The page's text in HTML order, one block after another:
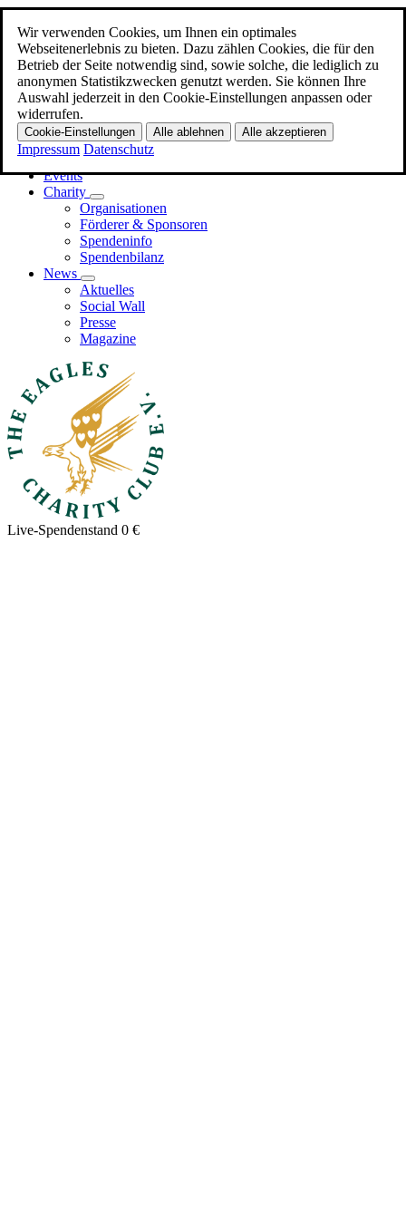
Wir verwenden Cookies, um Ihnen ein optimales
Webseitenerlebnis zu bieten. Dazu zählen Cookies, die für den
Betrieb der Seite notwendig sind, sowie solche, die lediglich zu
anonymen Statistikzwecken genutzt werden. Sie können Ihre
Auswahl jederzeit in den Cookie-Einstellungen anpassen oder
widerrufen.
Cookie-Einstellungen Alle ablehnen Alle akzeptieren
Impressum Datenschutz
Zum Hauptinhalt
Menü
Home
Promi-EAGLES
Business-EAGLES
Events
Charity
Organisationen
Förderer & Sponsoren
Spendeninfo
Spendenbilanz
News
Aktuelles
Social Wall
Presse
Magazine
Live-Spendenstand 0 €